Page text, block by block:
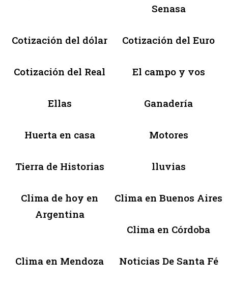
Senasa
Cotización del dólar Cotización del Euro
Cotización del Real El campo y vos
Ellas Ganadería
Huerta en casa Motores
Tierra de Historias lluvias
Clima de hoy en
Argentina
Clima en Buenos Aires
Clima en Córdoba
Clima en Mendoza Noticias De Santa Fé